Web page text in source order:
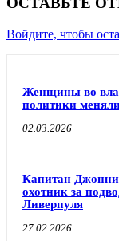
Войдите, чтобы
Женщины во
политики
02.03.2026
Капитан
охотник за
Ливерпуля
27.02.2026